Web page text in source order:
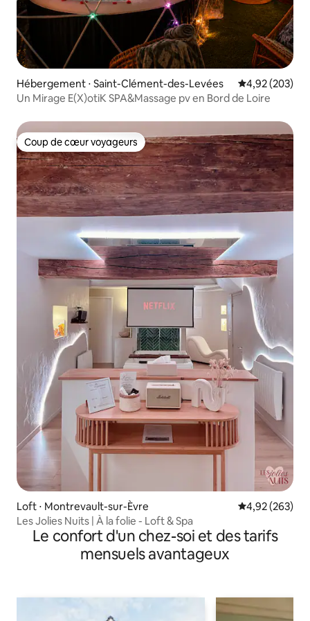
Hébergement ⋅ Saint-Clément-des-Levées Évaluation
4,92 (203)
Un Mirage E(X)otiK SPA&Massage pv en Bord de Loire
Coup de cœur voyageurs
Coup de cœur voyageurs
Loft ⋅ Montrevault-sur-Èvre Évaluation
4,92 (263)
Les Jolies Nuits | À la folie - Loft & Spa
Le confort d'un chez-soi et des tarifs
mensuels avantageux